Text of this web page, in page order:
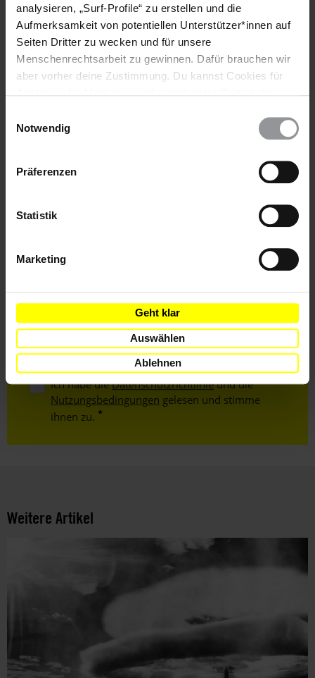
analysieren, „Surf-Profile“ zu erstellen und die
Aufmerksamkeit von potentiellen Unterstützer*innen auf
Seiten Dritter zu wecken und für unsere
Menschenrechtsarbeit zu gewinnen. Dafür brauchen wir
aber vorher deine Zustimmung. Du kannst Cookies für
wieder ändern. Diesen Banner kannst Du über den Link
Notwendig
Präferenzen
Statistik
Marketing
Geht klar
Auswählen
Ablehnen
Teile diesen Beitrag
Bleib informiert
Text
für die Menschenrechte stark!
Mail
Ich habe dieDatenschutzrichtlinieund die
Nutzungsbedingungen gelesen und stimme
ihnen zu.
Weitere Artikel